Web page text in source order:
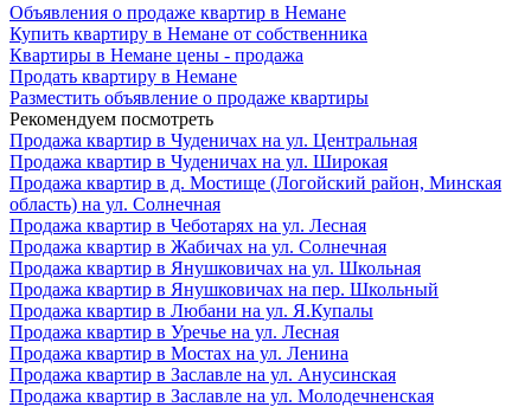
Объявления о продаже квартир в Немане
Купить квартиру в Немане от собственника
Квартиры в Немане цены - продажа
Продать квартиру в Немане
Разместить объявление о продаже квартиры
Рекомендуем посмотреть
Продажа квартир в Чуденичах на ул. Центральная
Продажа квартир в Чуденичах на ул. Широкая
Продажа квартир в д. Мостище (Логойский район, Минская
область) на ул. Солнечная
Продажа квартир в Чеботарях на ул. Лесная
Продажа квартир в Жабичах на ул. Солнечная
Продажа квартир в Янушковичах на ул. Школьная
Продажа квартир в Янушковичах на пер. Школьный
Продажа квартир в Любани на ул. Я.Купалы
Продажа квартир в Уречье на ул. Лесная
Продажа квартир в Мостах на ул. Ленина
Продажа квартир в Заславле на ул. Анусинская
Продажа квартир в Заславле на ул. Молодечненская